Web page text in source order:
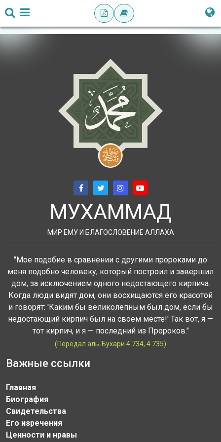
МУХАММАД
МИР ЕМУ И БЛАГОСЛОВЕНИЕ АЛЛАХА
"Мое подобие в сравнении с другими пророками до
меня подобно человеку, который построил и завершил
дом, за исключением одного недостающего кирпича.
Когда люди видят дом, они восхищаются его красотой
и говорят: 'Каким бы великолепным был дом, если бы
недостающий кирпич был на своем месте!' Так вот, я —
тот кирпич, и я — последний из Пророков."
(Передал аль-Бухари 4.734, 4.735)
Важные ссылки
Главная
Биография
Свидетельства
Его изречения
Ценности и нравы